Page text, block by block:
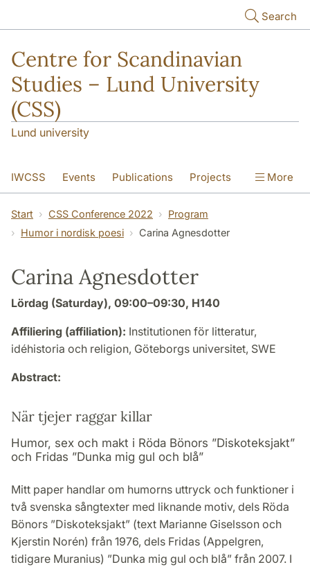
Search
Centre for Scandinavian
Studies – Lund University
(CSS)
Lund university
IWCSS Events Publications Projects
IASS About
More
Start CSS Conference 2022
Program
Humor i nordisk poesi
Carina Agnesdotter
Carina Agnesdotter
Lördag (Saturday), 09:00–09:30, H140
Affiliering (affiliation): Institutionen för litteratur,
idéhistoria och religion, Göteborgs universitet, SWE
Abstract:
När tjejer raggar killar
Humor, sex och makt i Röda Bönors ”Diskoteksjakt”
och Fridas ”Dunka mig gul och blå”
Mitt paper handlar om humorns uttryck och funktioner i
två svenska sångtexter med liknande motiv, dels Röda
Bönors ”Diskoteksjakt” (text Marianne Giselsson och
Kjerstin Norén) från 1976, dels Fridas (Appelgren,
tidigare Muranius) ”Dunka mig gul och blå” från 2007. I